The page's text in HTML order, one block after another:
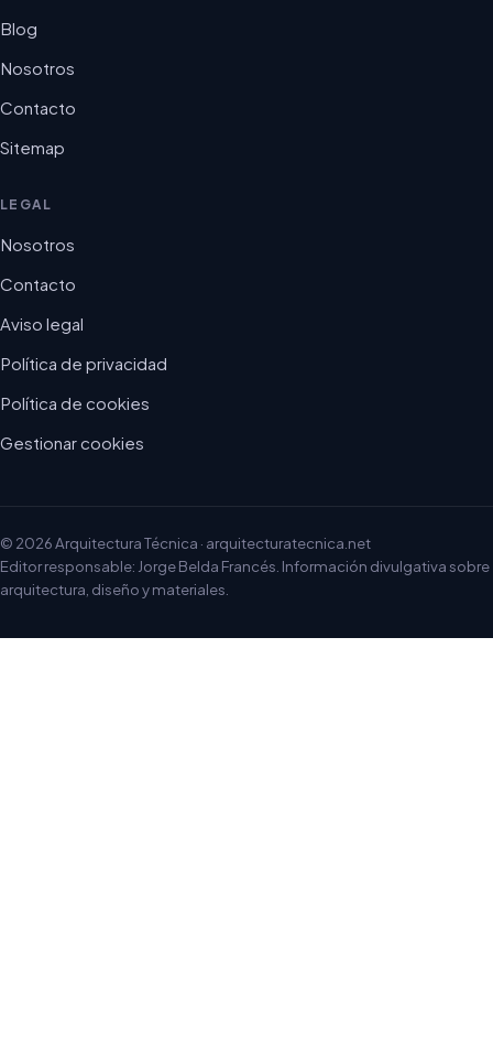
Blog
Nosotros
Contacto
Sitemap
LEGAL
Nosotros
Contacto
Aviso legal
Política de privacidad
Política de cookies
Gestionar cookies
© 2026 Arquitectura Técnica · arquitecturatecnica.net
Editor responsable: Jorge Belda Francés. Información divulgativa sobre
arquitectura, diseño y materiales.